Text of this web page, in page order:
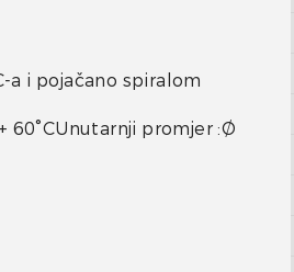
a i pojačano spiralom
60°CUnutarnji promjer :Ø